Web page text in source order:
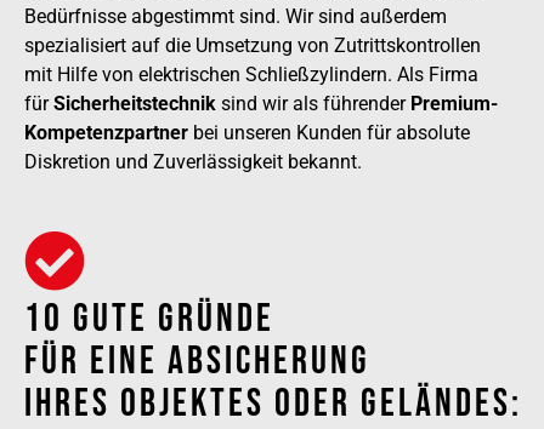
Bedürfnisse abgestimmt sind. Wir sind außerdem
spezialisiert auf die Umsetzung von Zutrittskontrollen
mit Hilfe von elektrischen Schließzylindern. Als Firma
fürSicherheitstechnik sind wir als führender Premium-
Kompetenzpartner bei unseren Kunden für absolute
Diskretion und Zuverlässigkeit bekannt.
10 Gute Gründe
Für Eine Absicherung
Ihres Objektes Oder Geländes: